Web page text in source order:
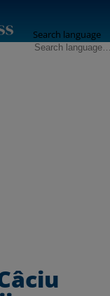
Search language